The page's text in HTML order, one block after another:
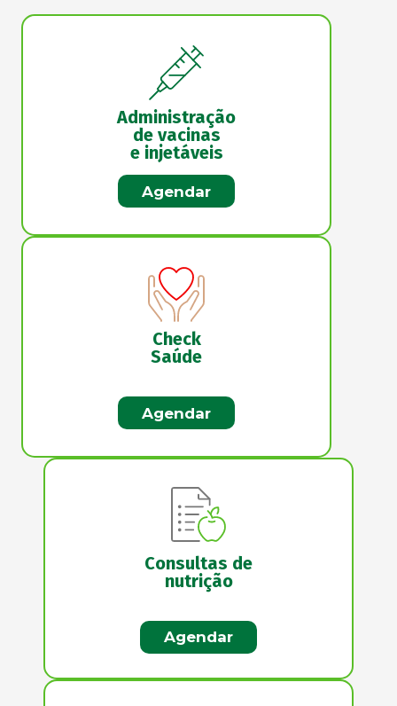
Administração
de vacinas
e injetáveis
Agendar
Check
Saúde
Agendar
Consultas de
nutrição
Agendar